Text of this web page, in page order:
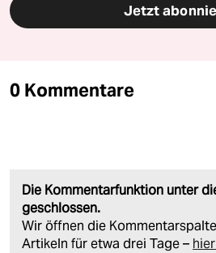
Jetzt
0 Kommentare
Die Kommentarfunktion unter
geschlossen.
Wir öffnen die
Artikeln für etwa drei Tage –